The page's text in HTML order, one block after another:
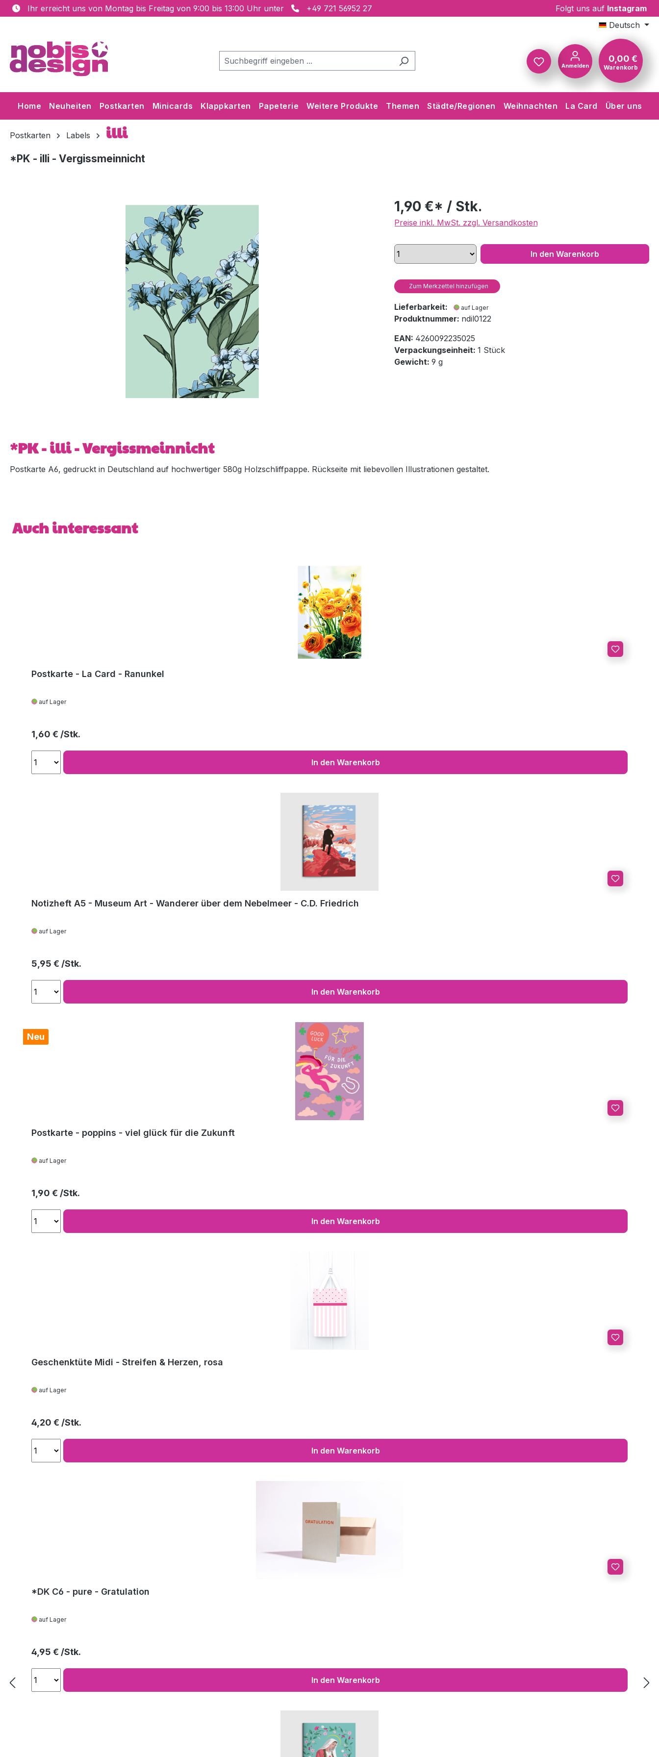
Hauptinhalt springen
Zur Suche springen
Zur Hauptnavigation springen
Ihr erreicht uns von Montag bis Freitag von 9:00 bis 13:00 Uhr unter +49 721 56952 27 Folgt uns auf Instagram
Deutsch
Anmelden
0,00 €
Warenkorb
Home Neuheiten Postkarten Minicards Klappkarten Papeterie Weitere Produkte Themen Städte/Regionen Weihnachten La Card Über uns
Postkarten Labels illi
*PK - illi - Vergissmeinnicht
1,90 €* / Stk.
Preise inkl. MwSt. zzgl. Versandkosten
In den Warenkorb
Zum Merkzettel hinzufügen
Lieferbarkeit: auf Lager
Produktnummer: ndil0122
EAN: 4260092235025
Verpackungseinheit: 1 Stück
Gewicht: 9 g
*PK - illi - Vergissmeinnicht
Postkarte A6, gedruckt in Deutschland auf hochwertiger 580g Holzschliffpappe. Rückseite mit liebevollen Illustrationen gestaltet.
Produktgalerie überspringen
Auch interessant
Postkarte - La Card - Ranunkel
auf Lager
Regulärer Preis:
1,60 €
In den Warenkorb
Notizheft A5 - Museum Art - Wanderer über dem Nebelmeer - C.D. Friedrich
auf Lager
Regulärer Preis:
5,95 €
In den Warenkorb
Neu
Postkarte - poppins - viel glück für die Zukunft
auf Lager
Regulärer Preis:
1,90 €
In den Warenkorb
Geschenktüte Midi - Streifen & Herzen, rosa
auf Lager
Regulärer Preis:
4,20 €
In den Warenkorb
*DK C6 - pure - Gratulation
auf Lager
Regulärer Preis:
4,95 €
In den Warenkorb